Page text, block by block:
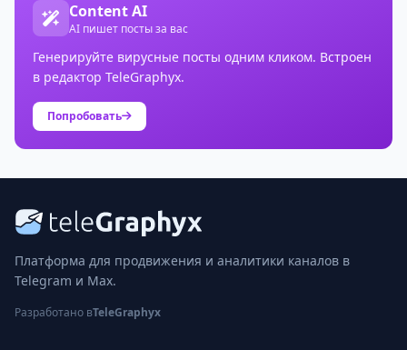
Content AI
AI пишет посты за вас
Генерируйте вирусные посты одним кликом. Встроен
в редактор TeleGraphyx.
Попробовать
Платформа для продвижения и аналитики каналов в
Telegram и Max.
Разработано вTeleGraphyx